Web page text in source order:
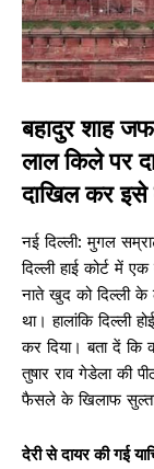
बहादुर शाह
लाल किले पर
दाखिल कर इसे
नई दिल्ली: मुगल
दिल्ली हाई कोर्ट में
नाते खुद को दिल्ली के
था। हालांकि दिल्ली
कर दिया। बता दें कि
तुषार राव गेडेला की
फैसले के खिलाफ
देरी से दायर की गई